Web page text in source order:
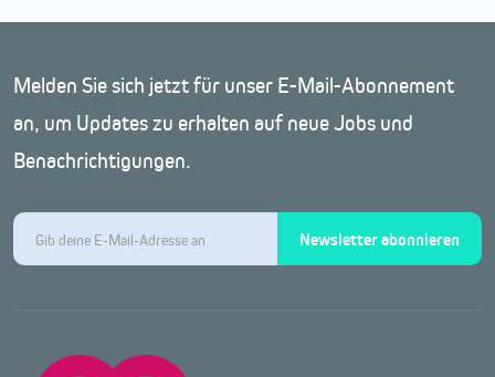
Melden Sie sich jetzt für unser E-Mail-Abonnement
an, um Updates zu erhalten auf neue Jobs und
Benachrichtigungen.
Newsletter abonnieren